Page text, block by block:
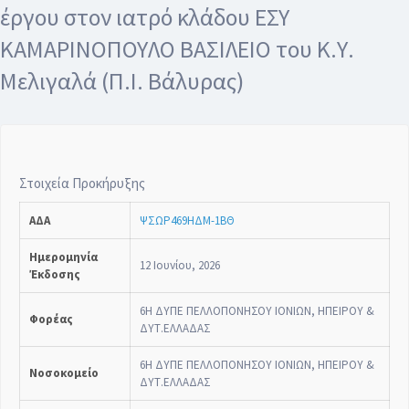
έργου στον ιατρό κλάδου ΕΣΥ
ΚΑΜΑΡΙΝΟΠΟΥΛΟ ΒΑΣΙΛΕΙΟ του Κ.Υ.
Μελιγαλά (Π.Ι. Βάλυρας)
Στοιχεία Προκήρυξης
ΑΔΑ ΨΣΩΡ469ΗΔΜ-1ΒΘ
Ημερομηνία
Έκδοσης
12 Ιουνίου, 2026
Φορέας
6Η ΔΥΠΕ ΠΕΛΛΟΠΟΝΗΣΟΥ ΙΟΝΙΩΝ, ΗΠΕΙΡΟΥ &
ΔΥΤ.ΕΛΛΑΔΑΣ
Νοσοκομείο
6Η ΔΥΠΕ ΠΕΛΛΟΠΟΝΗΣΟΥ ΙΟΝΙΩΝ, ΗΠΕΙΡΟΥ &
ΔΥΤ.ΕΛΛΑΔΑΣ